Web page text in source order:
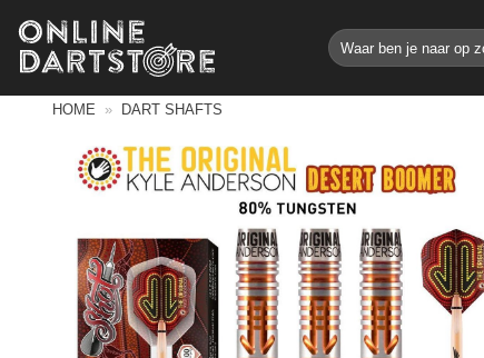
naar
inhoud
Zoeken
naar:
HOME » DART SHAFTS